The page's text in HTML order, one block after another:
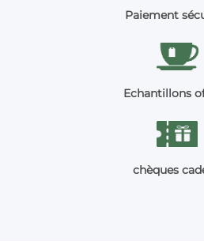
Paiement
Echantillons
chèques